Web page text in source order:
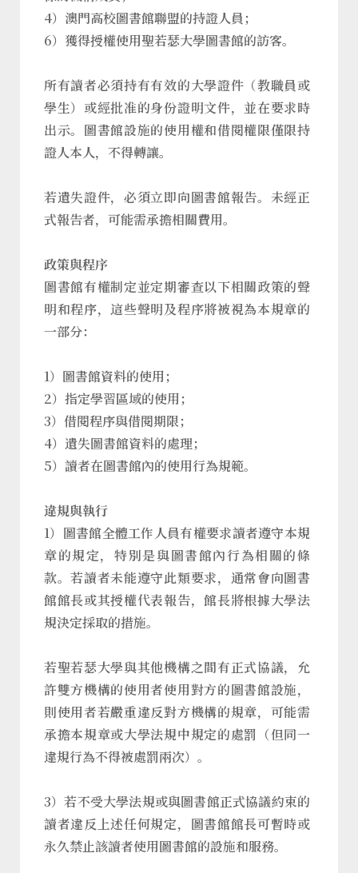
4）澳門高校圖書館聯盟的持證人員；
6）獲得授權使用聖若瑟大學圖書館的訪客。
所有讀者必須持有有效的大學證件（教職員或
學生）或經批准的身份證明文件，並在要求時
出示。圖書館設施的使用權和借閱權限僅限持
證人本人，不得轉讓。
若遺失證件，必須立即向圖書館報告。未經正
式報告者，可能需承擔相關費用。
政策與程序
圖書館有權制定並定期審查以下相關政策的聲
明和程序，這些聲明及程序將被視為本規章的
一部分：
1）圖書館資料的使用；
2）指定學習區域的使用；
3）借閱程序與借閱期限；
4）遺失圖書館資料的處理；
5）讀者在圖書館內的使用行為規範。
違規與執行
1）圖書館全體工作人員有權要求讀者遵守本規
章的規定，特別是與圖書館內行為相關的條
款。若讀者未能遵守此類要求，通常會向圖書
館館長或其授權代表報告，館長將根據大學法
規決定採取的措施。
若聖若瑟大學與其他機構之間有正式協議，允
許雙方機構的使用者使用對方的圖書館設施，
則使用者若嚴重違反對方機構的規章，可能需
承擔本規章或大學法規中規定的處罰（但同一
違規行為不得被處罰兩次）。
3）若不受大學法規或與圖書館正式協議約束的
讀者違反上述任何規定，圖書館館長可暫時或
永久禁止該讀者使用圖書館的設施和服務。